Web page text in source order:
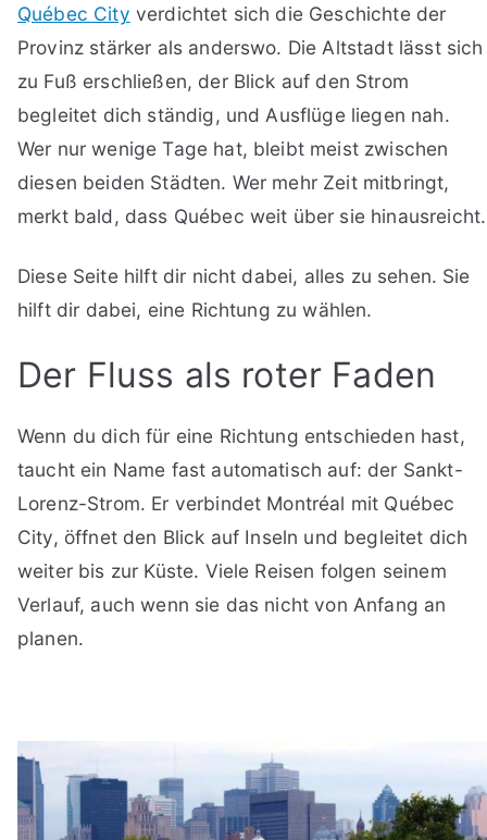
Québec City verdichtet sich die Geschichte der
Provinz stärker als anderswo. Die Altstadt lässt sich
zu Fuß erschließen, der Blick auf den Strom
begleitet dich ständig, und Ausflüge liegen nah.
Wer nur wenige Tage hat, bleibt meist zwischen
diesen beiden Städten. Wer mehr Zeit mitbringt,
merkt bald, dass Québec weit über sie hinausreicht.
Diese Seite hilft dir nicht dabei, alles zu sehen. Sie
hilft dir dabei, eine Richtung zu wählen.
Der Fluss als roter Faden
Wenn du dich für eine Richtung entschieden hast,
taucht ein Name fast automatisch auf: der Sankt-
Lorenz-Strom. Er verbindet Montréal mit Québec
City, öffnet den Blick auf Inseln und begleitet dich
weiter bis zur Küste. Viele Reisen folgen seinem
Verlauf, auch wenn sie das nicht von Anfang an
planen.